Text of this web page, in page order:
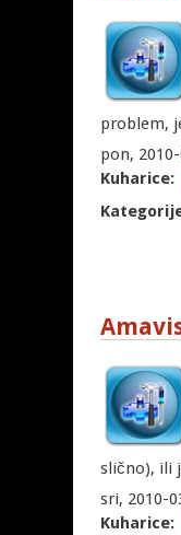
problem,
pon,
Kuharice:
slično), ili
sri, 2010-
Kuharice: